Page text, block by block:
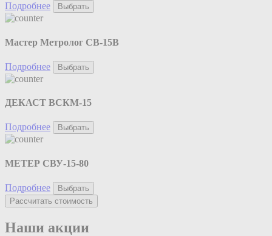
Подробнее Выбрать
Мастер Метролог СВ-15В
Подробнее Выбрать
ДЕКАСТ ВСКМ-15
Подробнее Выбрать
МЕТЕР СВУ-15-80
Подробнее
Выбрать
Рассчитать стоимость
Наши акции